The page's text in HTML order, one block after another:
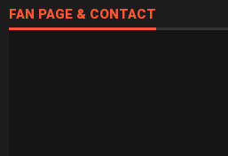
FAN PAGE & CONTACT